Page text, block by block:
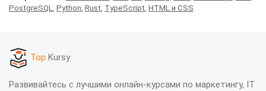
PostgreSQL, Python, Rust, TypeScript, HTML и CSS
Top Kursy
Развивайтесь с лучшими онлайн-курсами по маркетингу, IT